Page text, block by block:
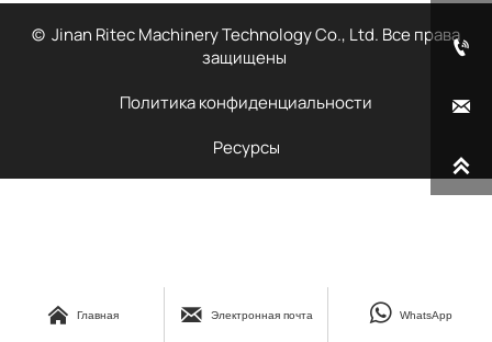
© Jinan Ritec Machinery Technology Co., Ltd. Все права
защищены
Политика конфиденциальности
Ресурсы
 Главная  Электронная почта  WhatsApp


